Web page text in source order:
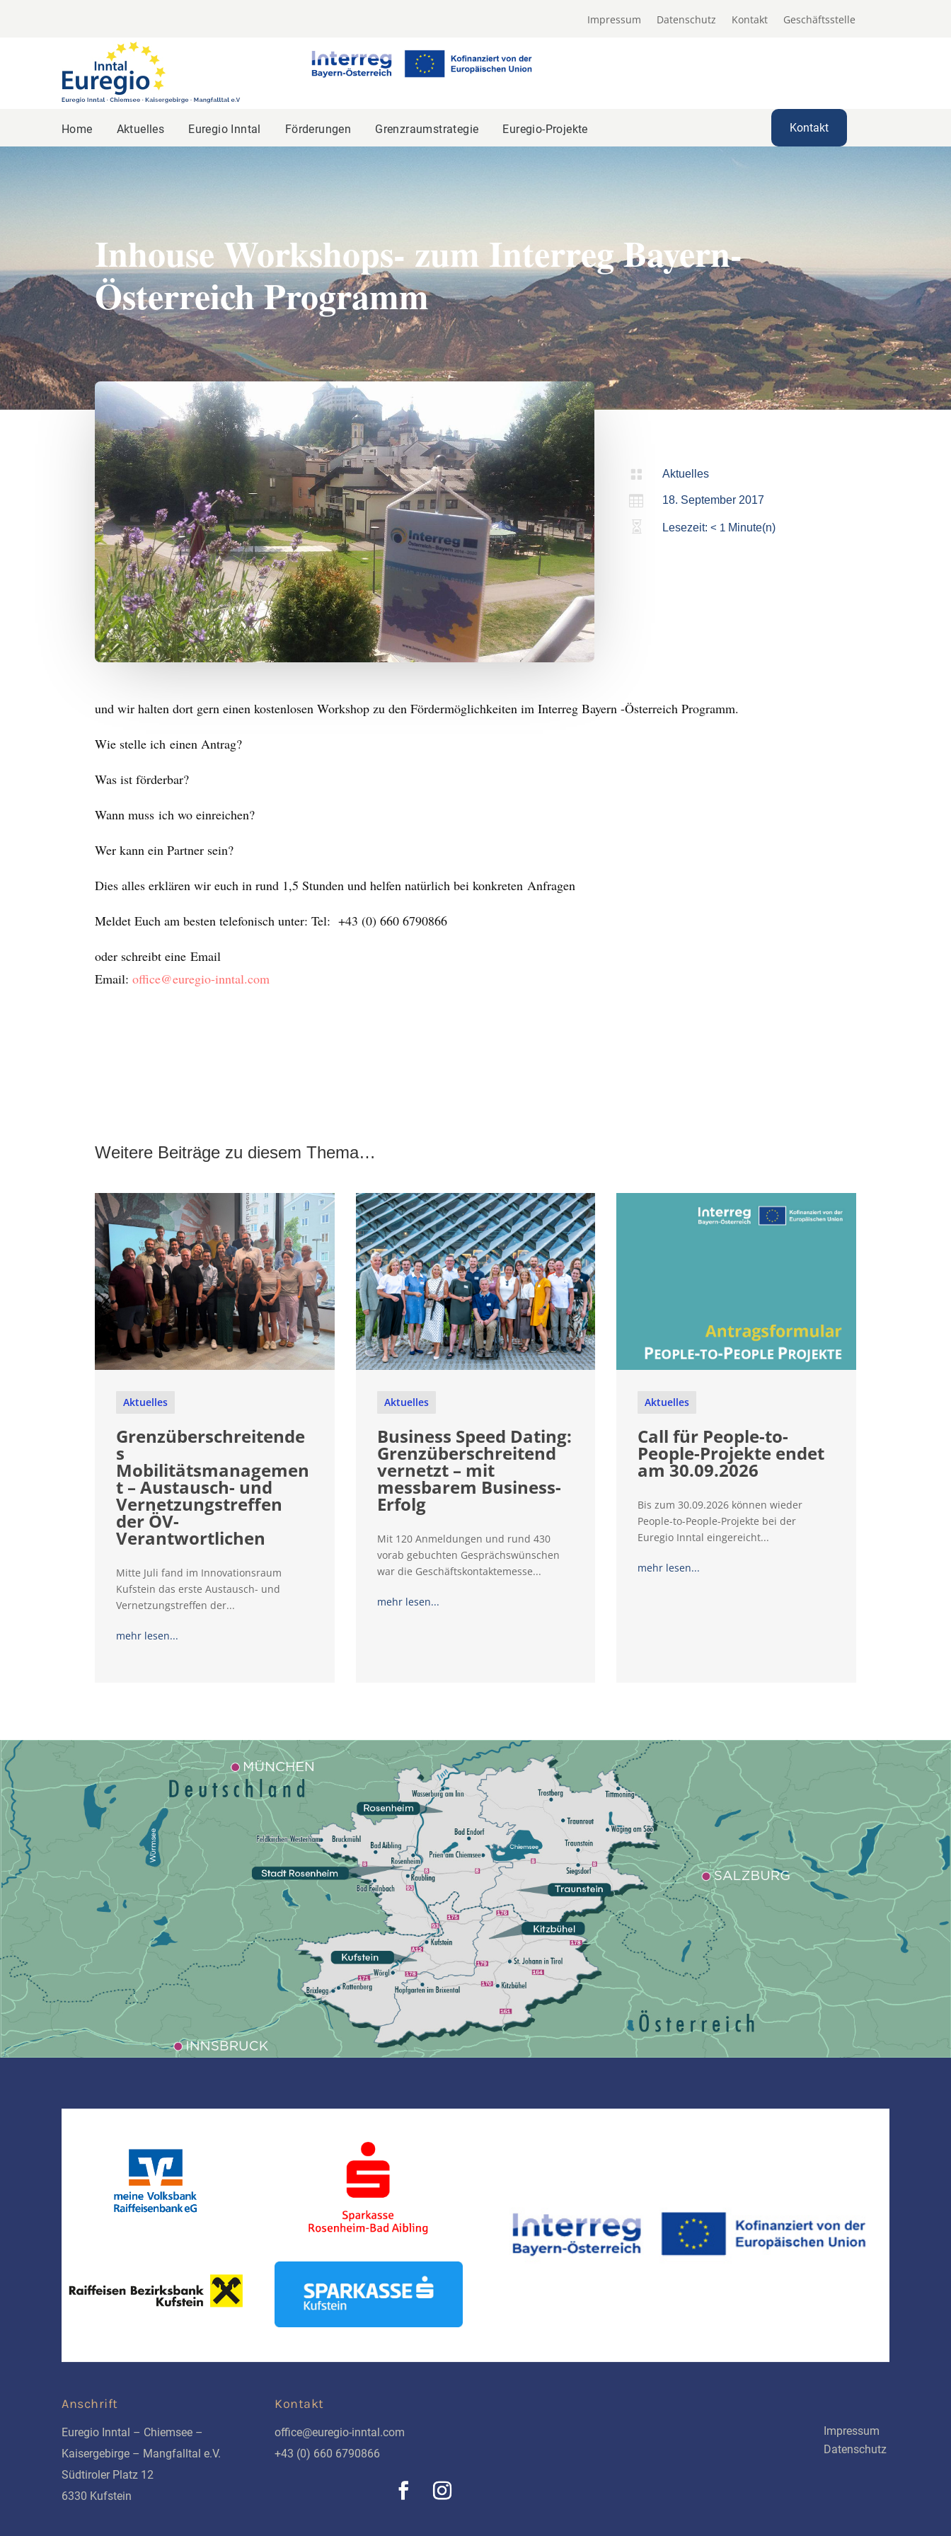
Impressum Datenschutz Kontakt Geschäftsstelle
Home Aktuelles Euregio Inntal Förderungen Grenzraumstrategie Euregio-Projekte Kontakt
Inhouse Workshops- zum Interreg Bayern-
Österreich Programm
 Aktuelles
 18. September 2017
 Lesezeit:< 1 Minute(n)
und wir halten dort gern einen kostenlosen Workshop zu den Fördermöglichkeiten im Interreg Bayern -Österreich Programm.
Wie stelle ich einen Antrag?
Was ist förderbar?
Wann muss ich wo einreichen?
Wer kann ein Partner sein?
Dies alles erklären wir euch in rund 1,5 Stunden und helfen natürlich bei konkreten Anfragen
Meldet Euch am besten telefonisch unter: Tel: +43 (0) 660 6790866
oder schreibt eine Email
Email:office@euregio-inntal.com
Weitere Beiträge zu diesem Thema…
Aktuelles
Grenzüberschreitende
s
Mobilitätsmanagemen
t – Austausch- und
Vernetzungstreffen
der ÖV-
Verantwortlichen
Mitte Juli fand im Innovationsraum
Kufstein das erste Austausch- und
Vernetzungstreffen der...
mehr lesen...
Aktuelles
Business Speed Dating:
Grenzüberschreitend
vernetzt – mit
messbarem Business-
Erfolg
Mit 120 Anmeldungen und rund 430
vorab gebuchten Gesprächswünschen
war die Geschäftskontaktemesse...
mehr lesen...
Aktuelles
Call für People-to-
People-Projekte endet
am 30.09.2026
Bis zum 30.09.2026 können wieder
People-to-People-Projekte bei der
Euregio Inntal eingereicht...
mehr lesen...
Anschrift
Euregio Inntal – Chiemsee –
Kaisergebirge – Mangfalltal e.V.
Südtiroler Platz 12
6330 Kufstein
Kontakt
office@euregio-inntal.com
+43 (0) 660 6790866
Impressum
Datenschutz